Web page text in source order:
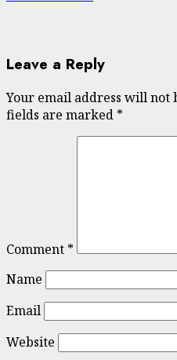
Leave a Reply
Your email address will not
fields are marked *
Comment *
Name
Email
Website